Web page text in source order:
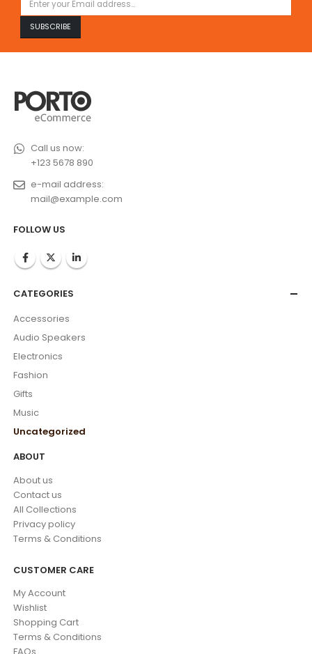
Call us now:
+123 5678 890
e-mail address:
mail@example.com
FOLLOW US
CATEGORIES
Accessories
Audio Speakers
Electronics
Fashion
Gifts
Music
Uncategorized
ABOUT
About us
Contact us
All Collections
Privacy policy
Terms & Conditions
CUSTOMER CARE
My Account
Wishlist
Shopping Cart
Terms & Conditions